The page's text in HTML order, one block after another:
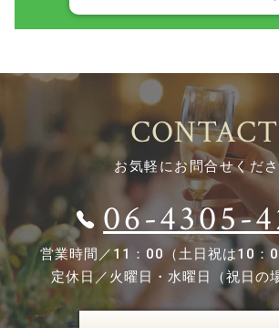
CONTACT
お気軽にお問合せくだ
06-4305-
営業時間／11：00（土日祝は10：
定休日／火曜日・水曜日（祝日の